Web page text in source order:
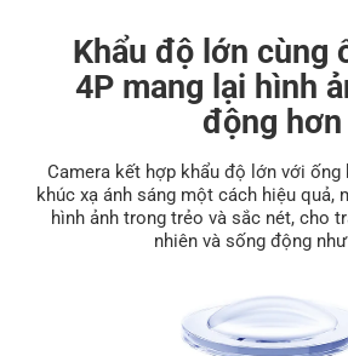
Khẩu độ lớn cùng
4P mang lại hình
động hơn
Camera kết hợp khẩu độ lớn với ống
khúc xạ ánh sáng một cách hiệu quả,
hình ảnh trong trẻo và sắc nét, cho
nhiên và sống động